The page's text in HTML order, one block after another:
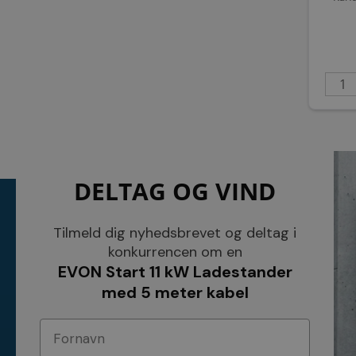
KONTAKT
NETSALG EL & VVS APS
Søndergårdsvej 44
Danmark
Cvr nr. 26117275
Blog
Åbningstider
Hvem er vi ?
Privatlivspolitik
DELTAG OG VIND
Tilmeld dig nyhedsbrevet og deltag i
konkurrencen om en
EVON Start 11 kW Ladestander
med 5 meter kabel